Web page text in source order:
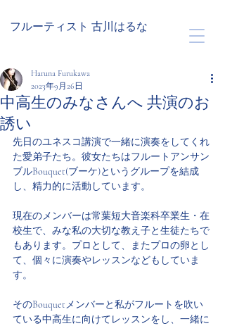
フルーティスト 古川はるな
中高生のみなさんへ 共演のお
誘い
Haruna Furukawa
2023年9月26日
先日のユネスコ講演で一緒に演奏をしてくれ
た愛弟子たち。彼女たちはフルートアンサン
ブルBouquet(ブーケ)というグループを結成
し、精力的に活動しています。
現在のメンバーは常葉短大音楽科卒業生・在
校生で、みな私の大切な教え子と生徒たちで
もあります。プロとして、またプロの卵とし
て、個々に演奏やレッスンなどもしていま
す。
そのBouquetメンバーと私がフルートを吹い
ている中高生に向けてレッスンをし、一緒に